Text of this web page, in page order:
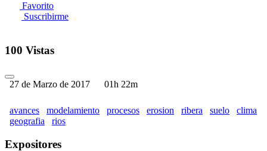
Favorito
Suscribirme
100 Vistas
27 de Marzo de 2017 01h 22m
avances modelamiento procesos erosion ribera suelo
clima
geografia
rios
Expositores